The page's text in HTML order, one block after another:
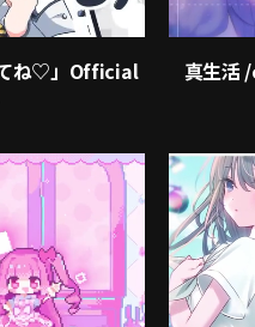
ね♡」Official
真生活